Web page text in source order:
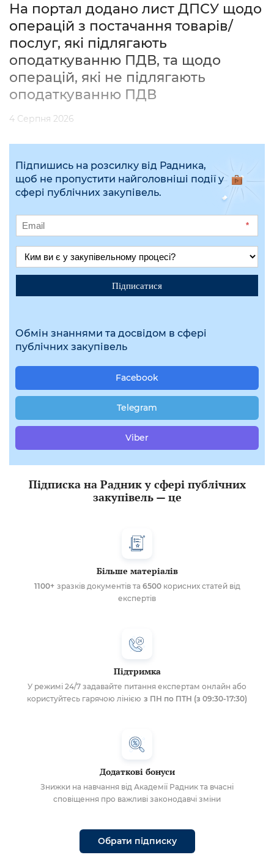
На портал додано лист ДПСУ щодо
операцій з постачання товарів/
послуг, які підлягають
оподаткуванню ПДВ, та щодо
операцій, які не підлягають
оподаткуванню ПДВ
4 Серпня 2026
Підпишись на розсилку від Радника,
щоб не пропустити найголовніші події у
сфері публічних закупівель.
*
Підписатися
Обмін знаннями та досвідом в сфері
публічних закупівель
Facebook
Telegram
Viber
Підписка на Радник у сфері публічних
закупівель — це
Більше матеріалів
1100+ зразків документів та 6500корисних статей від
експертів
Підтримка
У режимі 24/7 задавайте питання експертам онлайн або
користуйтесь гарячою лінією з ПН по ПТН (з 09:30-17:30)
Додаткові бонуси
Знижки на навчання від Академії Радник та вчасні
сповіщення про важливі законодавчі зміни
Обрати підписку